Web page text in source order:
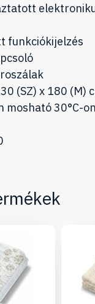
funkciókijelzés
(SZ) x 180 (M)
mosható 30°C-on